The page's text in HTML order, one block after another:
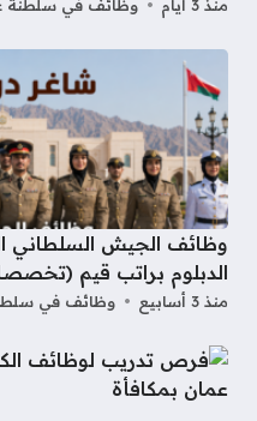
منذ 3 أيام وظائف في سلطنة
وظائف الجيش السلطاني
الدبلوم براتب قيم
منذ 3 أسابيع وظائف في